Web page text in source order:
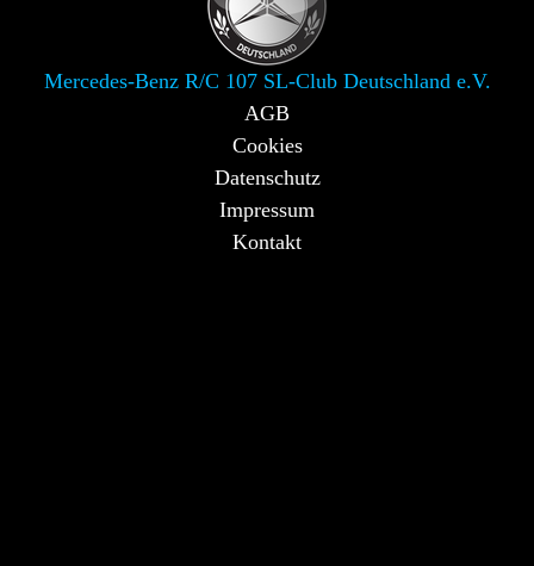
Mercedes-Benz R/C 107 SL-Club Deutschland e.V.
AGB
Cookies
Datenschutz
Impressum
Kontakt